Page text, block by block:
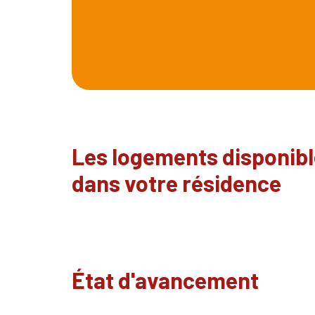
Les logements
dans votre résidence
État d'avancement